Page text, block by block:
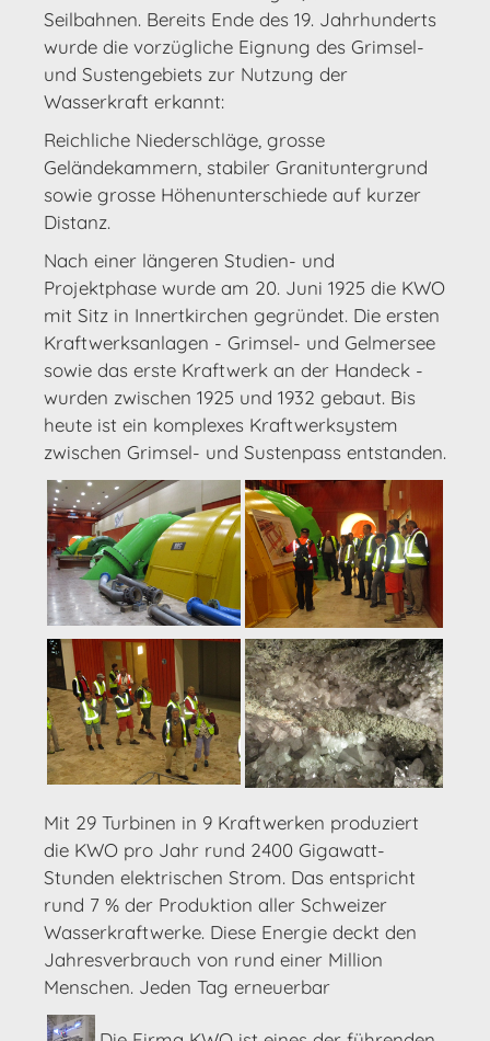
Seilbahnen. Bereits Ende des 19. Jahrhunderts
wurde die vorzügliche Eignung des Grimsel-
und Sustengebiets zur Nutzung der
Wasserkraft erkannt:
Reichliche Niederschläge, grosse
Geländekammern, stabiler Granituntergrund
sowie grosse Höhenunterschiede auf kurzer
Distanz.
Nach einer längeren Studien- und
Projektphase wurde am 20. Juni 1925 die KWO
mit Sitz in Innertkirchen gegründet. Die ersten
Kraftwerksanlagen - Grimsel- und Gelmersee
sowie das erste Kraftwerk an der Handeck -
wurden zwischen 1925 und 1932 gebaut. Bis
heute ist ein komplexes Kraftwerksystem
zwischen Grimsel- und Sustenpass entstanden.
Mit 29 Turbinen in 9 Kraftwerken produziert
die KWO pro Jahr rund 2400 Gigawatt-
Stunden elektrischen Strom. Das entspricht
rund 7 % der Produktion aller Schweizer
Wasserkraftwerke. Diese Energie deckt den
Jahresverbrauch von rund einer Million
Menschen. Jeden Tag erneuerbar